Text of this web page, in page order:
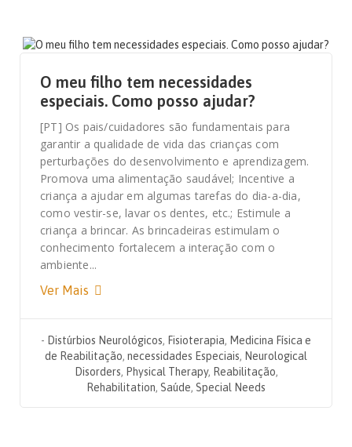
O meu filho tem necessidades
especiais. Como posso ajudar?
[PT] Os pais/cuidadores são fundamentais para
garantir a qualidade de vida das crianças com
perturbações do desenvolvimento e aprendizagem.
Promova uma alimentação saudável; Incentive a
criança a ajudar em algumas tarefas do dia-a-dia,
como vestir-se, lavar os dentes, etc.; Estimule a
criança a brincar. As brincadeiras estimulam o
conhecimento fortalecem a interação com o
ambiente...
Ver Mais
- Distúrbios Neurológicos, Fisioterapia, Medicina Física e
de Reabilitação, necessidades Especiais, Neurological
Disorders, Physical Therapy, Reabilitação,
Rehabilitation, Saúde, Special Needs